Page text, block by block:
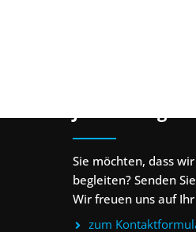
Sie möchten, dass
begleiten? Senden
Wir freuen uns auf
zum